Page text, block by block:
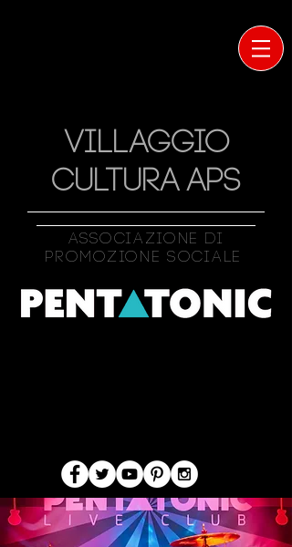
VILLAGGIO
CULTURA APS
Associazione Di
Promozione Sociale